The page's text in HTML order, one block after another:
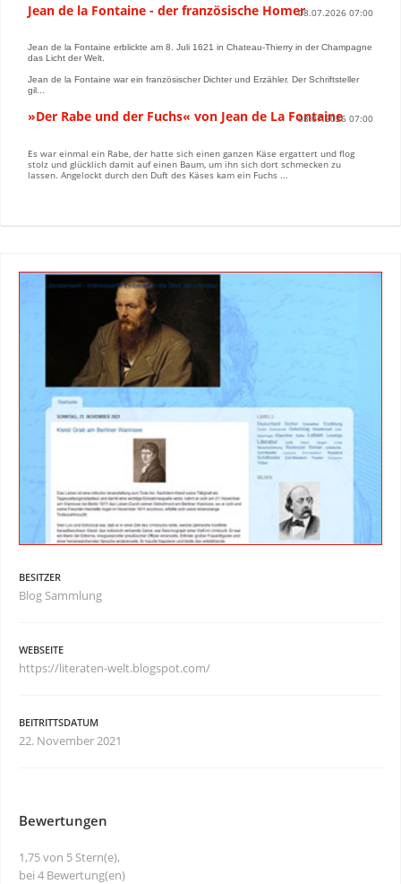
Jean de la Fontaine - der französische Homer08.07.2026 07:00
Jean de la Fontaine erblickte am 8. Juli 1621 in Chateau-Thierry in der Champagne
das Licht der Welt.
Jean de la Fontaine war ein französischer Dichter und Erzähler. Der Schriftsteller
gil...
»Der Rabe und der Fuchs« von Jean de La Fontaine
08.07.2026 07:00
Es war einmal ein Rabe, der hatte sich einen ganzen Käse ergattert und flog
stolz und glücklich damit auf einen Baum, um ihn sich dort schmecken zu
lassen. Angelockt durch den Duft des Käses kam ein Fuchs ...
BESITZER
Blog Sammlung
WEBSEITE
https://literaten-welt.blogspot.com/
BEITRITTSDATUM
22. November 2021
Bewertungen
1,75 von 5 Stern(e),
bei 4 Bewertung(en)